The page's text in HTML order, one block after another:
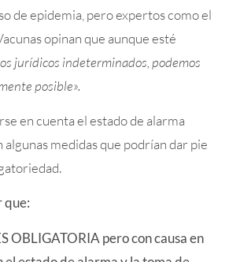
de epidemia, pero expertos como el
opinan que aunque esté
jurídicos indeterminados, podemos
posible».
en cuenta el estado de alarma
algunas medidas que podrían dar pie
que:
OBLIGATORIA pero con causa en